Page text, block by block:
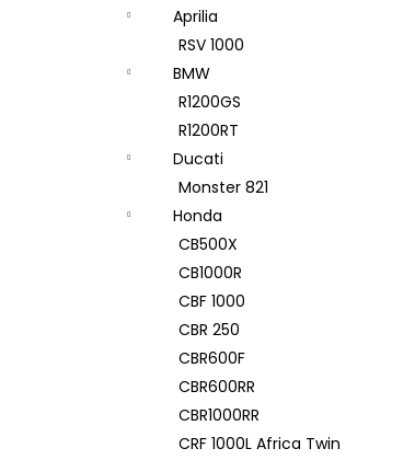
Aprilia
RSV 1000
BMW
R1200GS
R1200RT
Ducati
Monster 821
Honda
CB500X
CB1000R
CBF 1000
CBR 250
CBR600F
CBR600RR
CBR1000RR
CRF 1000L Africa Twin